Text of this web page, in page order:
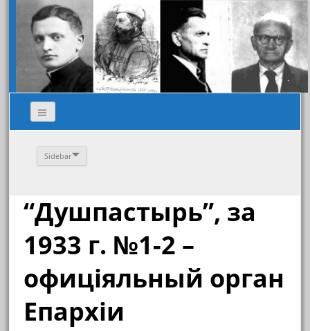
Sidebar
“Душпастырь”, за
1933 г. №1-2 –
офиціяльный орган
Епархіи